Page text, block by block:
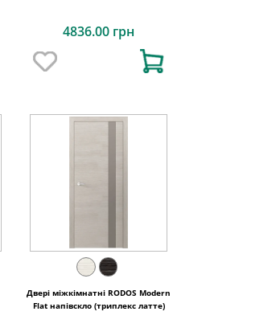
4836.00 грн
Двері міжкімнатні RODOS Modern
Flat напівскло (триплекс латте)